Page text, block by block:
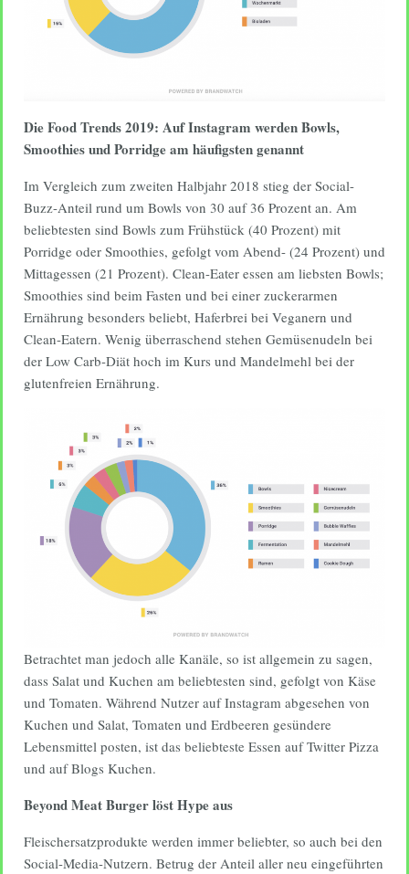
Die Food Trends 2019: Auf Instagram werden Bowls,
Smoothies und Porridge am häufigsten genannt
Im Vergleich zum zweiten Halbjahr 2018 stieg der Social-
Buzz-Anteil rund um Bowls von 30 auf 36 Prozent an. Am
beliebtesten sind Bowls zum Frühstück (40 Prozent) mit
Porridge oder Smoothies, gefolgt vom Abend- (24 Prozent) und
Mittagessen (21 Prozent). Clean-Eater essen am liebsten Bowls;
Smoothies sind beim Fasten und bei einer zuckerarmen
Ernährung besonders beliebt, Haferbrei bei Veganern und
Clean-Eatern. Wenig überraschend stehen Gemüsenudeln bei
der Low Carb-Diät hoch im Kurs und Mandelmehl bei der
glutenfreien Ernährung.
Betrachtet man jedoch alle Kanäle, so ist allgemein zu sagen,
dass Salat und Kuchen am beliebtesten sind, gefolgt von Käse
und Tomaten. Während Nutzer auf Instagram abgesehen von
Kuchen und Salat, Tomaten und Erdbeeren gesündere
Lebensmittel posten, ist das beliebteste Essen auf Twitter Pizza
und auf Blogs Kuchen.
Beyond Meat Burger löst Hype aus
Fleischersatzprodukte werden immer beliebter, so auch bei den
Social-Media-Nutzern. Betrug der Anteil aller neu eingeführten